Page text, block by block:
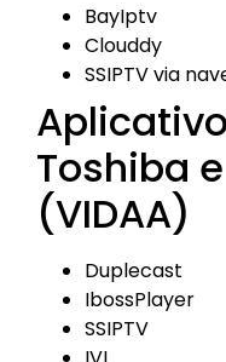
BayIptv
Clouddy
SSIPTV via
Toshiba
(VIDAA)
Duplecast
IbossPlayer
SSIPTV